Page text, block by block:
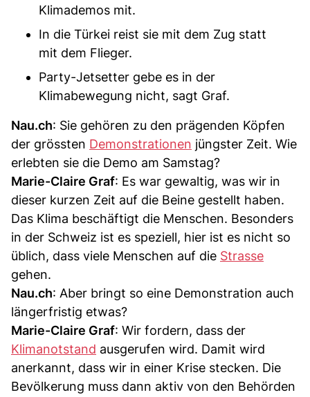
Klimademos mit.
In die Türkei reist sie mit dem Zug statt
mit dem Flieger.
Party-Jetsetter gebe es in der
Klimabewegung nicht, sagt Graf.
Nau.ch: Sie gehören zu den prägenden Köpfen
der grössten Demonstrationen jüngster Zeit. Wie
erlebten sie die Demo am Samstag?
Marie-Claire Graf: Es war gewaltig, was wir in
dieser kurzen Zeit auf die Beine gestellt haben.
Das Klima beschäftigt die Menschen. Besonders
in der Schweiz ist es speziell, hier ist es nicht so
üblich, dass viele Menschen auf die Strasse
gehen.
Nau.ch: Aber bringt so eine Demonstration auch
längerfristig etwas?
Marie-Claire Graf: Wir fordern, dass der
Klimanotstand ausgerufen wird. Damit wird
anerkannt, dass wir in einer Krise stecken. Die
Bevölkerung muss dann aktiv von den Behörden